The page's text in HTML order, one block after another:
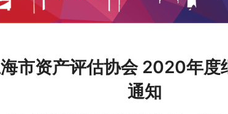
市资产评估协会 2020年度
通知